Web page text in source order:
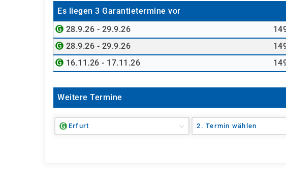
Es liegen 3 Garantietermine vor
28.9.26 - 29.9.26
28.9.26 - 29.9.26
16.11.26 - 17.11.26
Weitere Termine
Erfurt 2. Termin wählen